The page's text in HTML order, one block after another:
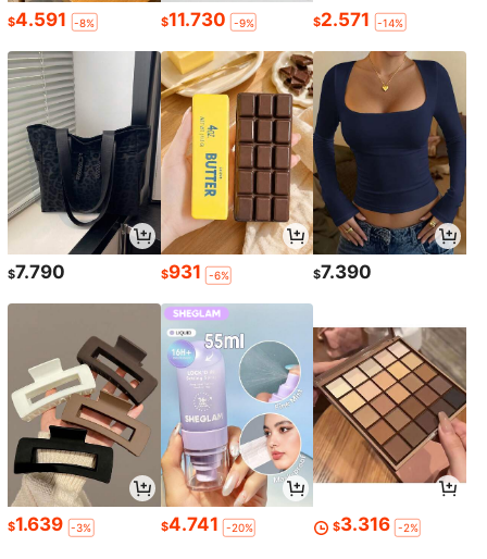
$4.591 -8% $11.730 -9% $2.571 -14%
$7.790 $931 -6% $7.390
$1.639 -3% $4.741 -20% $3.316 -2%